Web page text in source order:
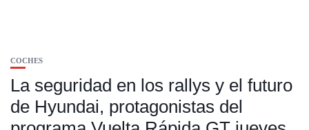
COCHES
La seguridad en los rallys y el futuro
de Hyundai, protagonistas del